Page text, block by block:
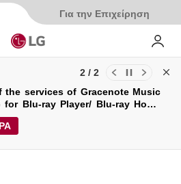
Για την Επιχείρηση
My LG
Χρήσης και την Πολιτική
Service (29/04/2026)
services of Gracenote Music
Blu-ray Player/ Blu-ray Home
2 / 2